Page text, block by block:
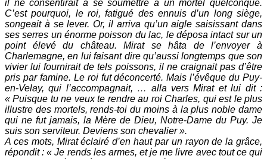
il ne consentirait à se soumettre à un mortel quelconque.
C’est pourquoi, le roi, fatigué des ennuis d’un long siège,
songeait à se lever. Or, il arriva qu’un aigle saisissant dans
ses serres un énorme poisson du lac, le déposaintact sur un
point élevé du château. Mirat se hâta de l’envoyer à
Charlemagne, en lui faisant dire qu’aussi longtemps que son
vivier lui fournirait de tels poissons, il ne craignait pas d’être
pris par famine. Le roi fut déconcerté. Mais l’évêque du Puy-
en-Velay, qui l’accompagnait, … alla vers Mirat et lui dit :
« Puisque tu ne veux te rendre au roi Charles, qui est le plus
illustre des mortels, rends-toi du moins à la plus noble dame
qui ne fut jamais, la Mère de Dieu, Notre-Dame du Puy. Je
suis son serviteur. Deviens son chevalier ».
A ces mots, Mirat éclairé d’en haut par un rayon de la grâce,
répondit : « Je rends les armes, et je me livre avec tout ce qui